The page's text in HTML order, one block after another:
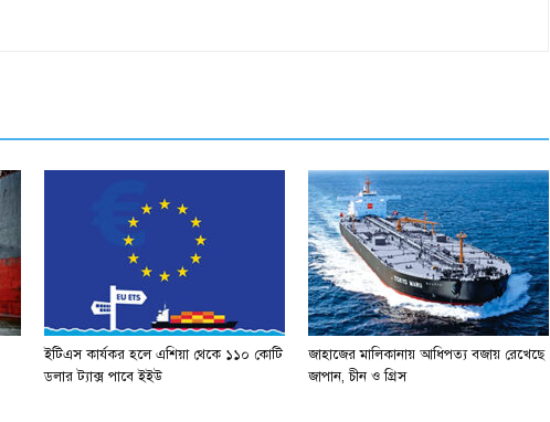
ইটিএস কার্যকর হলে এশিয়া থেকে ১১০ কোটি
ডলার ট্যাক্স পাবে ইইউ
জাহাজের মালিকানায় আধিপত্য বজায় রেখেছে
জাপান, চীন ও গ্রিস